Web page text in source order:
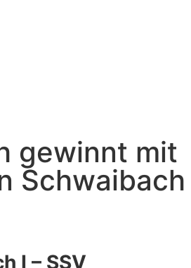
gewinnt mit
Schwaibach
I – SSV